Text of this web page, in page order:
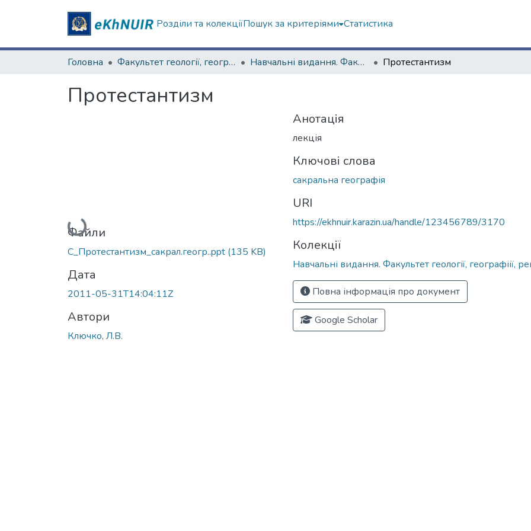
Розділи та колекціїПошук за критеріями Статистика
Головна Факультет геології, географіії, рекреації і туризму Навчальні видання. Факультет геології, географіії, рекреації і туризму Протестантизм
Протестантизм
Вантажиться...
Файли
С_Протестантизм_сакрал.геогр..ppt (135 KB)
Дата
2011-05-31T14:04:11Z
Автори
Ключко, Л.В.
Анотація
лекція
Ключові слова
сакральна географія
URI
https://ekhnuir.karazin.ua/handle/123456789/3170
Колекції
Навчальні видання. Факультет геології, географіії,
Повна інформація про документ
Google Scholar